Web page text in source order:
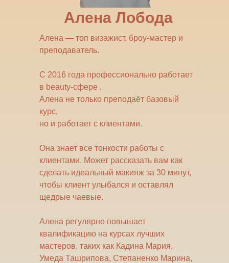
Алена Лобода
Алена — топ визажист, броу-мастер и
преподаватель.
С 2016 года профессионально работает
в beauty-сфере .
Алена не только преподаёт базовый
курс,
но и работает с клиентами.
Она знает все тонкости работы с
клиентами. Может рассказать вам как
сделать идеальный макияж за 30 минут,
чтобы клиент улыбался и оставлял
щедрые чаевые.
Алена регулярно повышает
квалификацию на курсах лучших
мастеров, таких как Кадина Мария,
Умеда Ташрипова, Степаненко Марина,